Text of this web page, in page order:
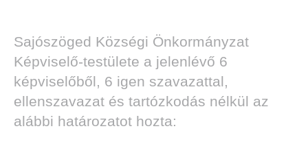
Sajószöged Községi Önkormányzat
Képviselő-testülete a jelenlévő 6
képviselőből, 6 igen szavazattal,
ellenszavazat és tartózkodás nélkül az
alábbi határozatot hozta: